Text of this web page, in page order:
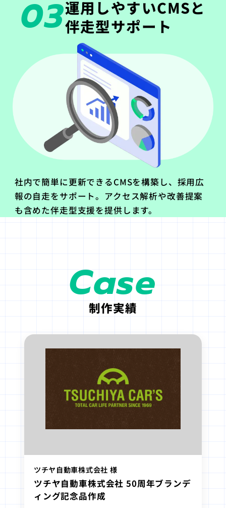
03運用しやすいCMSと
伴走型サポート
社内で簡単に更新できるCMSを構築し、採用広
報の自走をサポート。アクセス解析や改善提案
も含めた伴走型支援を提供します。
制作実績
Case
ツチヤ自動車株式会社 様
ツチヤ自動車株式会社 50周年ブランデ
ィング記念品作成